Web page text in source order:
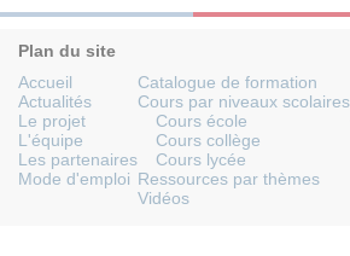
Plan du site
Accueil
Actualités
Le projet
L'équipe
Les partenaires
Mode d'emploi
Catalogue de formation
Cours par niveaux scolaires
Cours école
Cours collège
Cours lycée
Ressources par thèmes
Vidéos